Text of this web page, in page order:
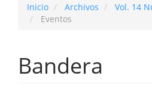
Inicio Archivos
Vol. 14
Eventos
Bandera